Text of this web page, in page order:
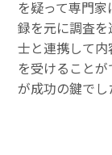
を疑って専門
録を元に調査
士と連携して
を受けること
が成功の鍵でし